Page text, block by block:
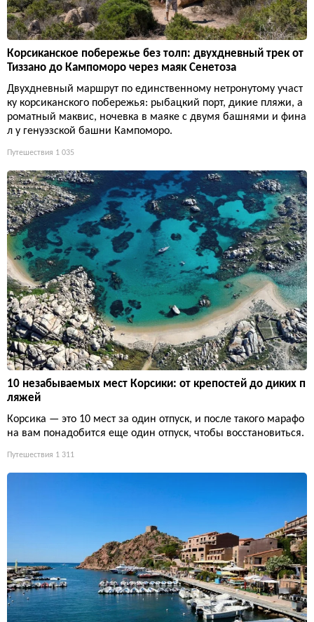
Корсиканское побережье без толп: двухдневный трек от
Тиззано до Кампоморо через маяк Сенетоза
Двухдневный маршрут по единственному нетронутому участ
ку корсиканского побережья: рыбацкий порт, дикие пляжи, а
роматный маквис, ночевка в маяке с двумя башнями и фина
л у генуэзской башни Кампоморо.
Путешествия 1 035
10 незабываемых мест Корсики: от крепостей до диких п
ляжей
Корсика — это 10 мест за один отпуск, и после такого марафо
на вам понадобится еще один отпуск, чтобы восстановиться.
Путешествия 1 311